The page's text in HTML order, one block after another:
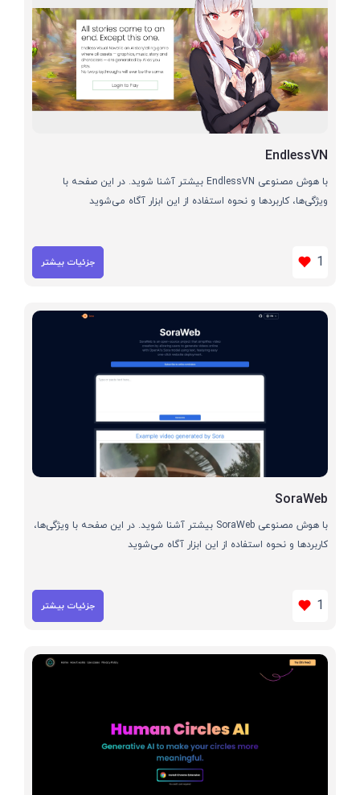
EndlessVN
با هوش مصنوعی EndlessVN بیشتر آشنا شوید. در این صفحه با
ویژگی‌ها، کاربردها و نحوه استفاده از این ابزار آگاه می‌شوید
1 جزئیات بیشتر
SoraWeb
با هوش مصنوعی SoraWeb بیشتر آشنا شوید. در این صفحه با ویژگی‌ها،
کاربردها و نحوه استفاده از این ابزار آگاه می‌شوید
1 جزئیات بیشتر